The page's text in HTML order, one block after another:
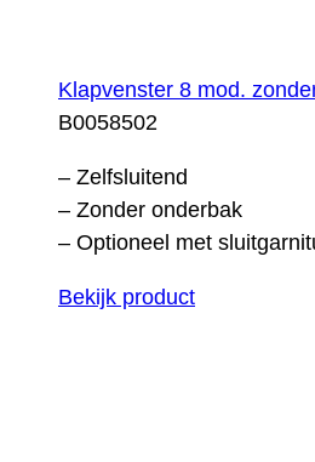
Klapvenster 8 mod.
B0058502
– Zelfsluitend
– Zonder onderbak
– Optioneel met
Bekijk product